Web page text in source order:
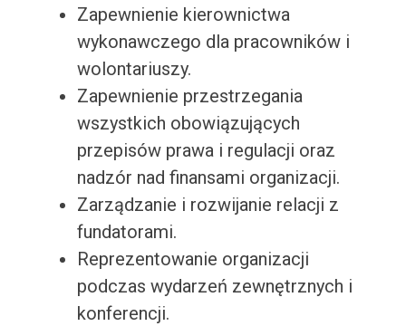
Zapewnienie kierownictwa
wykonawczego dla pracowników i
wolontariuszy.
Zapewnienie przestrzegania
wszystkich obowiązujących
przepisów prawa i regulacji oraz
nadzór nad finansami organizacji.
Zarządzanie i rozwijanie relacji z
fundatorami.
Reprezentowanie organizacji
podczas wydarzeń zewnętrznych i
konferencji.